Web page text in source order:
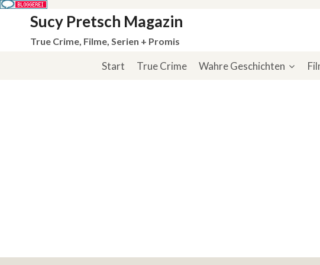
springen
Sucy Pretsch Magazin
True Crime, Filme, Serien + Promis
Start True Crime Wahre Geschichten